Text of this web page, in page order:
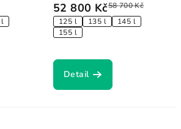
l
52 800 Kč58 700 Kč
125 l
135 l
145 l
155 l
Detail